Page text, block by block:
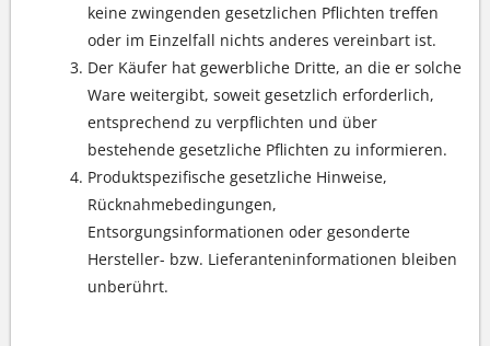
keine zwingenden gesetzlichen Pflichten treffen
oder im Einzelfall nichts anderes vereinbart ist.
Der Käufer hat gewerbliche Dritte, an die er solche
Ware weitergibt, soweit gesetzlich erforderlich,
entsprechend zu verpflichten und über
bestehende gesetzliche Pflichten zu informieren.
Produktspezifische gesetzliche Hinweise,
Rücknahmebedingungen,
Entsorgungsinformationen oder gesonderte
Hersteller- bzw. Lieferanteninformationen bleiben
unberührt.